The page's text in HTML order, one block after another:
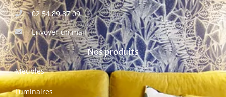
02 54 89 87 09
Envoyer un mail
Nos produits
Meubles
Luminaires